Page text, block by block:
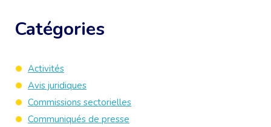
Catégories
Activités
Avis juridiques
Commissions sectorielles
Communiqués de presse